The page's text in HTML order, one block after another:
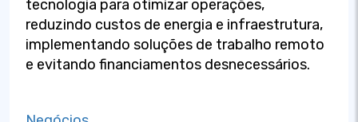
tecnologia para otimizar operações,
reduzindo custos de energia e infraestrutura,
implementando soluções de trabalho remoto
e evitando financiamentos desnecessários.